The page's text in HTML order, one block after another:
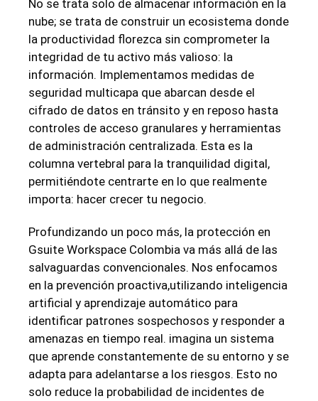
No se trata solo de almacenar ⁢información en la
nube; se trata de construir un ecosistema donde
la productividad florezca ⁣sin comprometer la
integridad de tu ​activo más ⁤valioso: la‍
información. Implementamos medidas ​de
seguridad multicapa que abarcan desde el⁤
cifrado de datos en​ tránsito⁢ y en reposo hasta
controles de acceso granulares y herramientas
de administración centralizada. Esta es la
columna vertebral para ⁣la tranquilidad digital,
permitiéndote centrarte en lo que realmente
importa: ‍hacer crecer tu⁤ negocio.
Profundizando un poco más, la ⁢protección en
Gsuite Workspace Colombia va más allá ⁢de ⁣las
salvaguardas‍ convencionales.​ ⁢Nos ⁣enfocamos
en la ⁣prevención proactiva,utilizando inteligencia
artificial y aprendizaje automático para⁤
identificar patrones ⁤sospechosos y responder a
amenazas en tiempo real. imagina un ​sistema
que aprende constantemente de su entorno y se
adapta ⁣para adelantarse a los⁤ riesgos. Esto⁣ no
solo reduce ‍la⁢ probabilidad de incidentes de